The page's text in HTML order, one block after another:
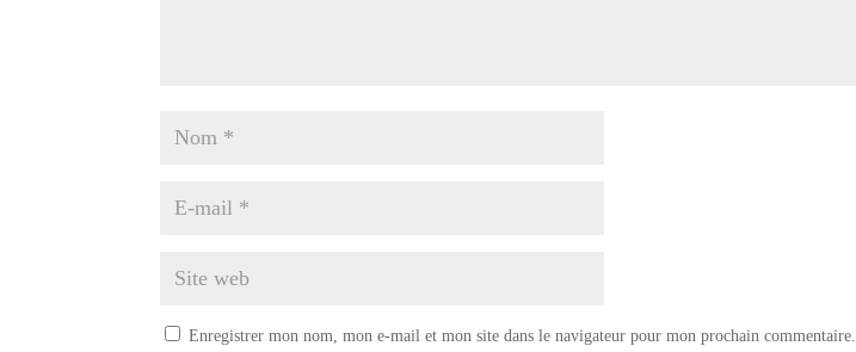
Enregistrer mon nom, mon e-mail et mon site dans le navigateur pour mon prochain commentaire.